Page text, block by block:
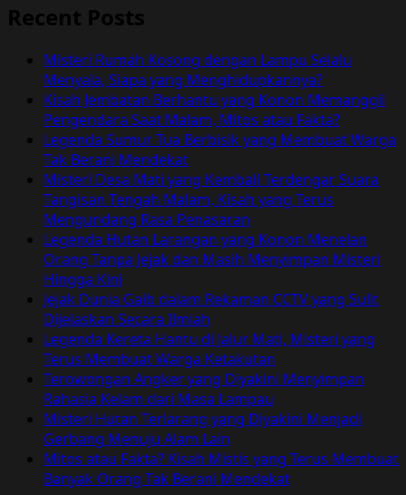
Gaib
di
Balik
Gunung
Gajah
Mungkur
Recent Posts
Misteri Rumah Kosong dengan Lampu Selalu
Menyala, Siapa yang Menghidupkannya?
Kisah Jembatan Berhantu yang Konon Memanggil
Pengendara Saat Malam, Mitos atau Fakta?
Legenda Sumur Tua Berbisik yang Membuat Warga
Tak Berani Mendekat
Misteri Desa Mati yang Kembali Terdengar Suara
Tangisan Tengah Malam, Kisah yang Terus
Mengundang Rasa Penasaran
Legenda Hutan Larangan yang Konon Menelan
Orang Tanpa Jejak dan Masih Menyimpan Misteri
Hingga Kini
Jejak Dunia Gaib dalam Rekaman CCTV yang Sulit
Dijelaskan Secara Ilmiah
Legenda Kereta Hantu di Jalur Mati, Misteri yang
Terus Membuat Warga Ketakutan
Terowongan Angker yang Diyakini Menyimpan
Rahasia Kelam dari Masa Lampau
Misteri Hutan Terlarang yang Diyakini Menjadi
Gerbang Menuju Alam Lain
Mitos atau Fakta? Kisah Mistis yang Terus Membuat
Banyak Orang Tak Berani Mendekat